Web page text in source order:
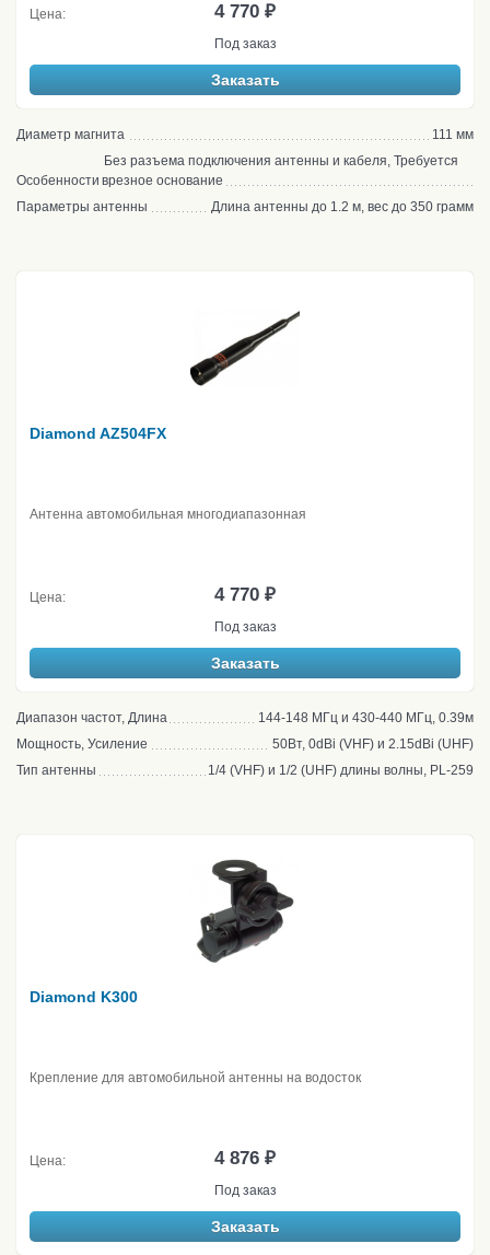
Цена: 4 770 ₽
Под заказ
Заказать
Диаметр магнита 111 мм
Особенности
Без разъема подключения антенны и кабеля, Требуется
врезное основание
Параметры антенны
Длина антенны до 1.2 м, вес до 350 грамм
Diamond AZ504FX
Антенна автомобильная многодиапазонная
Цена: 4 770 ₽
Под заказ
Заказать
Диапазон частот, Длина
144-148 МГц и 430-440 МГц, 0.39м
Мощность, Усиление
50Вт, 0dBi (VHF) и 2.15dBi (UHF)
Тип антенны
1/4 (VHF) и 1/2 (UHF) длины волны, PL-259
Diamond K300
Крепление для автомобильной антенны на водосток
Цена: 4 876 ₽
Под заказ
Заказать